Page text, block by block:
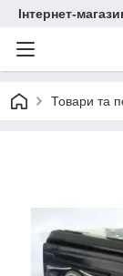
Інтернет-
Товари та